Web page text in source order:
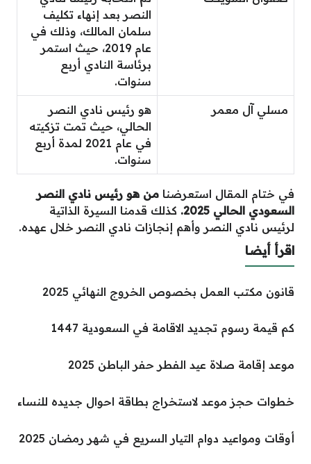
النصر بعد إنهاء تكليف
سلمان المالك، وذلك في
عام 2019، حيث استمر
برئاسة النادي أربع
سنوات.
مسلي آل معمر
هو رئيس نادي النصر
الحالي، حيث تمت تزكيته
في عام 2021 لمدة أربع
سنوات.
في ختام المقال استعرضنا من هو رئيس نادي النصر
السعودي الحالي 2025.
كذلك قدمنا السيرة الذاتية
لرئيس نادي النصر وأهم إنجازات نادي النصر خلال عهده.
اقرأ أيضا
قانون مكتب العمل بخصوص الخروج النهائي 2025
كم قيمة رسوم تجديد الاقامة في السعودية 1447
موعد إقامة صلاة عيد الفطر حفر الباطن 2025
خطوات حجز موعد لاستخراج بطاقة احوال جديده للنساء
أوقات ومواعيد دوام التيار السريع في شهر رمضان 2025